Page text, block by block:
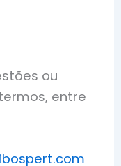
ou
entre